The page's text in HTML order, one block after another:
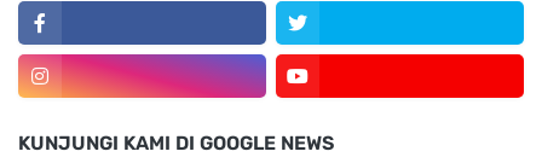
KUNJUNGI KAMI DI GOOGLE NEWS